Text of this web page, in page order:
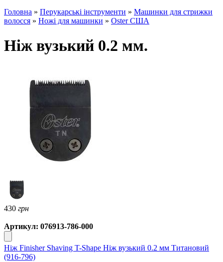
Головна » Перукарські інструменти » Машинки для стрижки
волосся » Ножі для машинки » Oster США
Ніж вузький 0.2 мм.
430 грн
Артикул: 076913-786-000
Ніж Finisher Shaving T-Shape Ніж вузький 0.2 мм Титановий
(916-796)